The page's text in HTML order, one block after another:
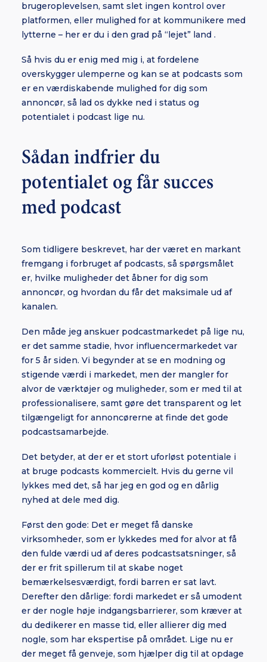
brugeroplevelsen, samt slet ingen kontrol over
platformen, eller mulighed for at kommunikere med
lytterne – her er du i den grad på “lejet” land .
Så hvis du er enig med mig i, at fordelene
overskygger ulemperne og kan se at podcasts som
er en værdiskabende mulighed for dig som
annoncør, så lad os dykke ned i status og
potentialet i podcast lige nu.
Sådan indfrier du
potentialet og får succes
med podcast
Som tidligere beskrevet, har der været en markant
fremgang i forbruget af podcasts, så spørgsmålet
er, hvilke muligheder det åbner for dig som
annoncør, og hvordan du får det maksimale ud af
kanalen.
Den måde jeg anskuer podcastmarkedet på lige nu,
er det samme stadie, hvor influencermarkedet var
for 5 år siden. Vi begynder at se en modning og
stigende værdi i markedet, men der mangler for
alvor de værktøjer og muligheder, som er med til at
professionalisere, samt gøre det transparent og let
tilgængeligt for annoncørerne at finde det gode
podcastsamarbejde.
Det betyder, at der er et stort uforløst potentiale i
at bruge podcasts kommercielt. Hvis du gerne vil
lykkes med det, så har jeg en god og en dårlig
nyhed at dele med dig.
Først den gode: Det er meget få danske
virksomheder, som er lykkedes med for alvor at få
den fulde værdi ud af deres podcastsatsninger, så
der er frit spillerum til at skabe noget
bemærkelsesværdigt, fordi barren er sat lavt.
Derefter den dårlige: fordi markedet er så umodent
er der nogle høje indgangsbarrierer, som kræver at
du dedikerer en masse tid, eller allierer dig med
nogle, som har ekspertise på området. Lige nu er
der meget få genveje, som hjælper dig til at opdage